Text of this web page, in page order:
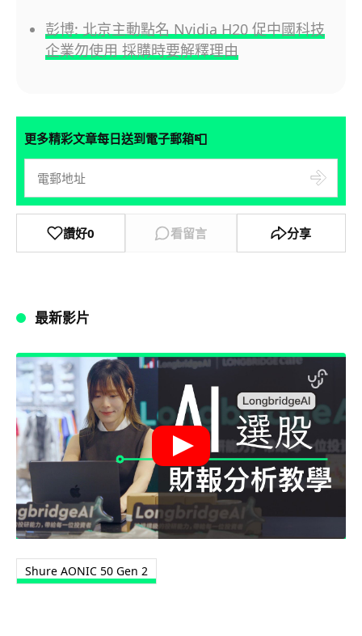
彭博: 北京主動點名 Nvidia H20 促中國科技
企業勿使用 採購時要解釋理由
更多精彩文章每日送到電子郵箱📮
讚好0 看留言 分享
最新影片
Shure AONIC 50 Gen 2